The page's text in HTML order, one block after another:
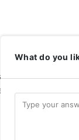
présentaient à
un choc visuel
What do you